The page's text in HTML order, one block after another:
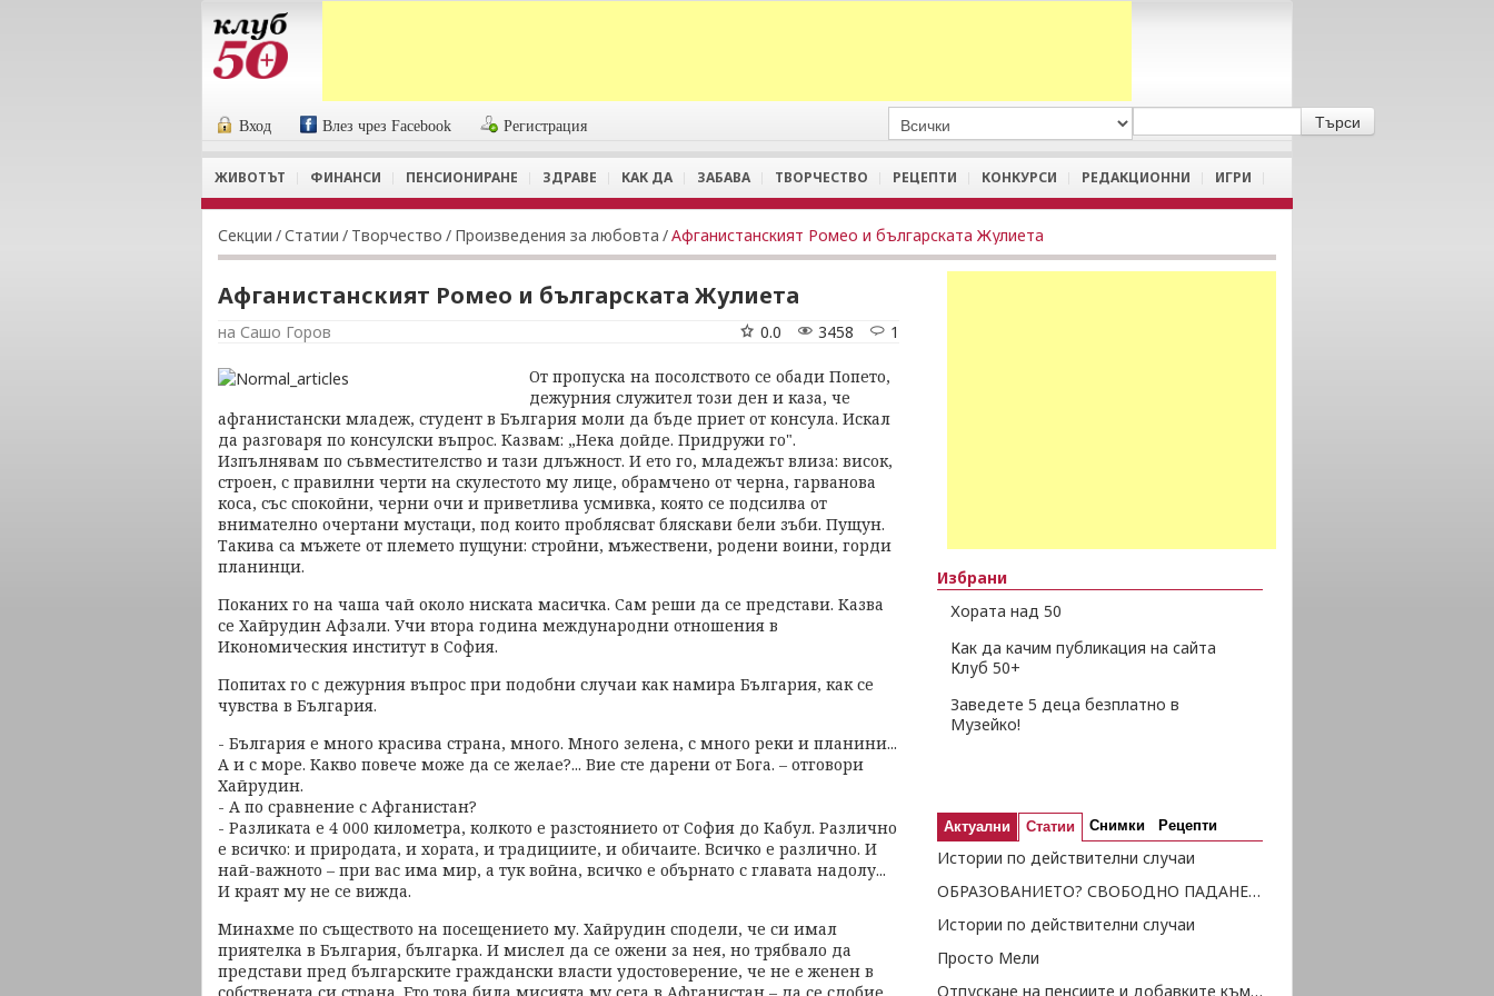
Вход Влез чрез Facebook Регистрация
ЖИВОТЪТ ФИНАНСИ ПЕНСИОНИРАНЕ ЗДРАВЕ КАК ДА ЗАБАВА ТВОРЧЕСТВО РЕЦЕПТИ КОНКУРСИ РЕДАКЦИОННИ ИГРИ
Секции /Статии / Творчество / Произведения за любовта /Афганистанският Ромео и българската Жулиета
Афганистанският Ромео и българската Жулиета
на Сашо Горов 1
3458
0.0
От пропуска на посолството се обади Попето,
дежурния служител този ден и каза, че
афганистански младеж, студент в България моли да бъде приет от консула. Искал
да разговаря по консулски въпрос. Казвам: „Нека дойде. Придружи го".
Изпълнявам по съвместителство и тази длъжност. И ето го, младежът влиза: висок,
строен, с правилни черти на скулестото му лице, обрамчено от черна, гарванова
коса, със спокойни, черни очи и приветлива усмивка, която се подсилва от
внимателно очертани мустаци, под които проблясват бляскави бели зъби. Пущун.
Такива са мъжете от племето пущуни: стройни, мъжествени, родени воини, горди
планинци.
Поканих го на чаша чай около ниската масичка. Сам реши да се представи. Казва
се Хайрудин Афзали. Учи втора година международни отношения в
Икономическия институт в София.
Попитах го с дежурния въпрос при подобни случаи как намира България, как се
чувства в България.
- България е много красива страна, много. Много зелена, с много реки и планини...
А и с море. Какво повече може да се желае?... Вие сте дарени от Бога. – отговори
Хайрудин.
- А по сравнение с Афганистан?
- Разликата е 4 000 километра, колкото е разстоянието от София до Кабул. Различно
е всичко: и природата, и хората, и традициите, и обичаите. Всичко е различно. И
най-важното – при вас има мир, а тук война, всичко е обърнато с главата надолу...
И краят му не се вижда.
Минахме по съществото на посещението му. Хайрудин сподели, че си имал
приятелка в България, българка. И мислел да се ожени за нея, но трябвало да
представи пред българските граждански власти удостоверение, че не е женен в
Избрани
Хората над 50
Как да качим публикация на сайта
Клуб 50+
Заведете 5 деца безплатно в
Музейко!
Актуални Статии Снимки Рецепти
Истории по действителни случаи
ОБРАЗОВАНИЕТО? СВОБОДНО ПАДАНЕ В ПРОПАСТТА...
Истории по действителни случаи
Просто Мели
Отпускане на пенсиите и добавките към тях